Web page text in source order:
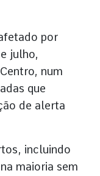
por
julho,
num
que
de alerta
incluindo
maioria sem